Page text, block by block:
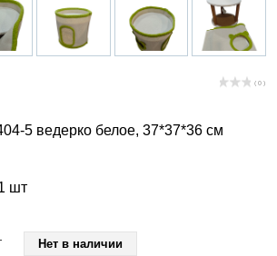
( 0 )
5 ведерко белое, 37*37*36 см
шт
Нет в наличии
- ветеринарные диеты
охолоджуючи